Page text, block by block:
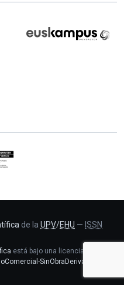
Fundazioa
de la UPV/EHU — ISSN
está bajo una licencia
SinObraDerivada 4.0